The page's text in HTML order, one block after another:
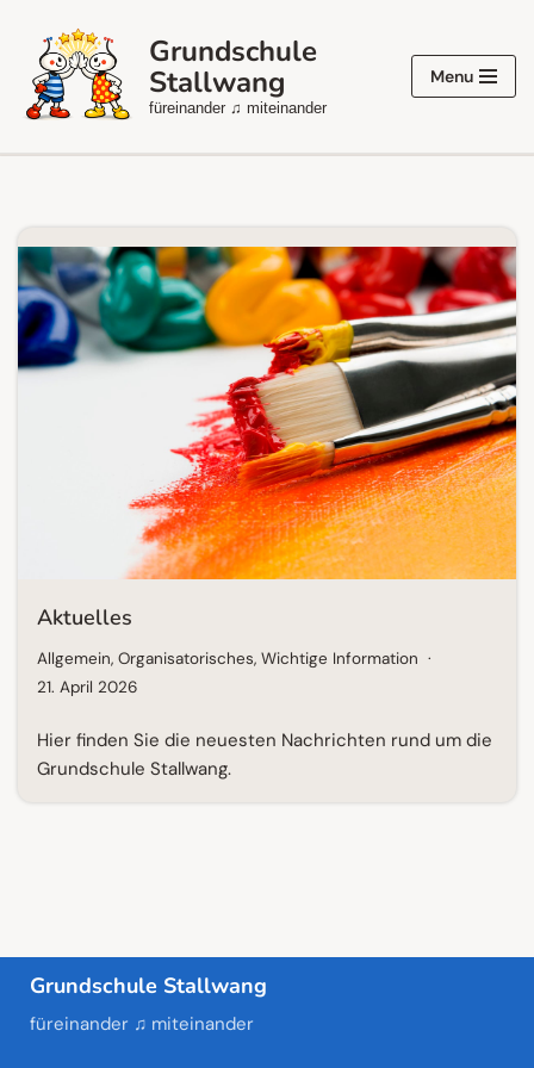
Zum
Inhalt
springen
Grundschule
Stallwang
füreinander ♫ miteinander
Menu
Aktuelles
Allgemein, Organisatorisches, Wichtige Information
21. April 2026
Hier finden Sie die neuesten Nachrichten rund um die
Grundschule Stallwang.
Grundschule Stallwang
füreinander ♫ miteinander